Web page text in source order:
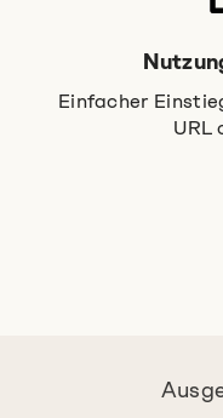
Einfacher
URL